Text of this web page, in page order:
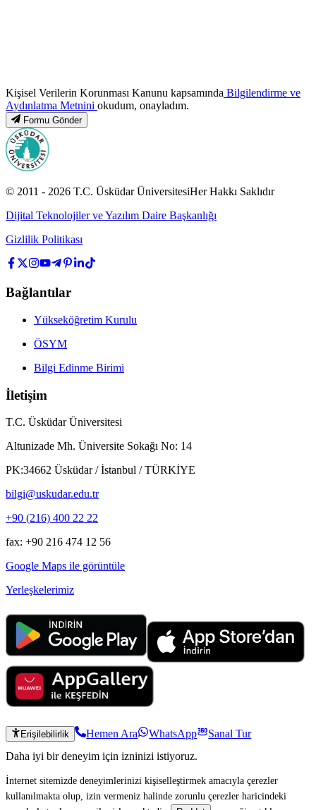
Kişisel Verilerin Korunması Kanunu kapsamında Bilgilendirme ve
Aydınlatma Metnini okudum, onayladım.
Formu Gönder
© 2011 - 2026 T.C. Üsküdar ÜniversitesiHer Hakkı Saklıdır
Dijital Teknolojiler ve Yazılım Daire Başkanlığı
Gizlilik Politikası
Bağlantılar
Yükseköğretim Kurulu
ÖSYM
Bilgi Edinme Birimi
İletişim
T.C. Üsküdar Üniversitesi
Altunizade Mh. Üniversite Sokağı No: 14
PK:34662 Üsküdar / İstanbul / TÜRKİYE
bilgi@uskudar.edu.tr
+90 (216) 400 22 22
fax: +90 216 474 12 56
Google Maps ile görüntüle
Yerleşkelerimiz
Erişilebilirlik Hemen Ara WhatsApp
Sanal Tur
Daha iyi bir deneyim için izninizi istiyoruz.
İnternet sitemizde deneyimlerinizi kişiselleştirmek amacıyla çerezler
kullanılmakta olup, izin vermeniz halinde zorunlu çerezler haricindeki